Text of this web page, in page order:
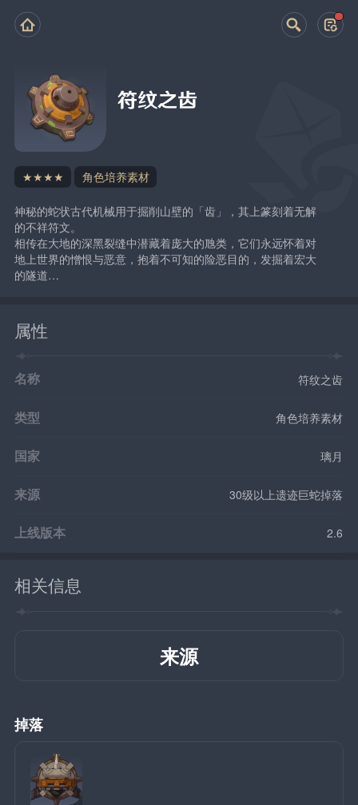
符纹之齿
★★★★ 角色培养素材
神秘的蛇状古代机械用于掘削山壁的「齿」，其上篆刻着无解
的不祥符文。
相传在大地的深黑裂缝中潜藏着庞大的虺类，它们永远怀着对
地上世界的憎恨与恶意，抱着不可知的险恶目的，发掘着宏大
的隧道…
属性
名称 符纹之齿
类型 角色培养素材
国家 璃月
来源 30级以上遗迹巨蛇掉落
上线版本 2.6
相关信息
来源
掉落